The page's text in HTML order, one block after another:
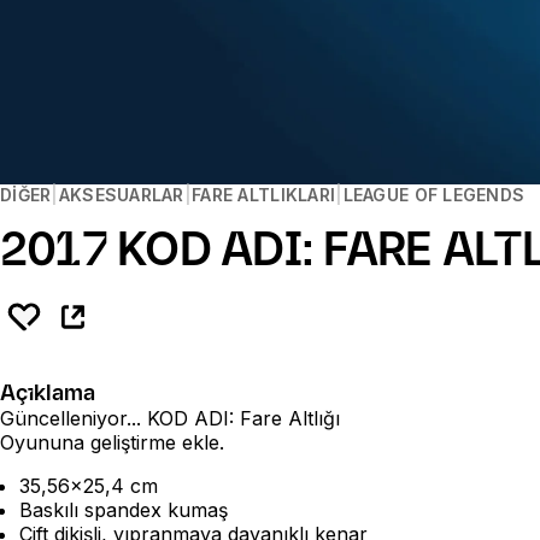
DIĞER AKSESUARLAR FARE ALTLIKLARI LEAGUE OF LEGENDS
2017 KOD ADI: FARE
Açıklama
Güncelleniyor... KOD ADI: Fare Altlığı
Oyununa geliştirme ekle.
35,56x25,4 cm
Baskılı spandex kumaş
Çift dikişli, yıpranmaya dayanıklı kenar